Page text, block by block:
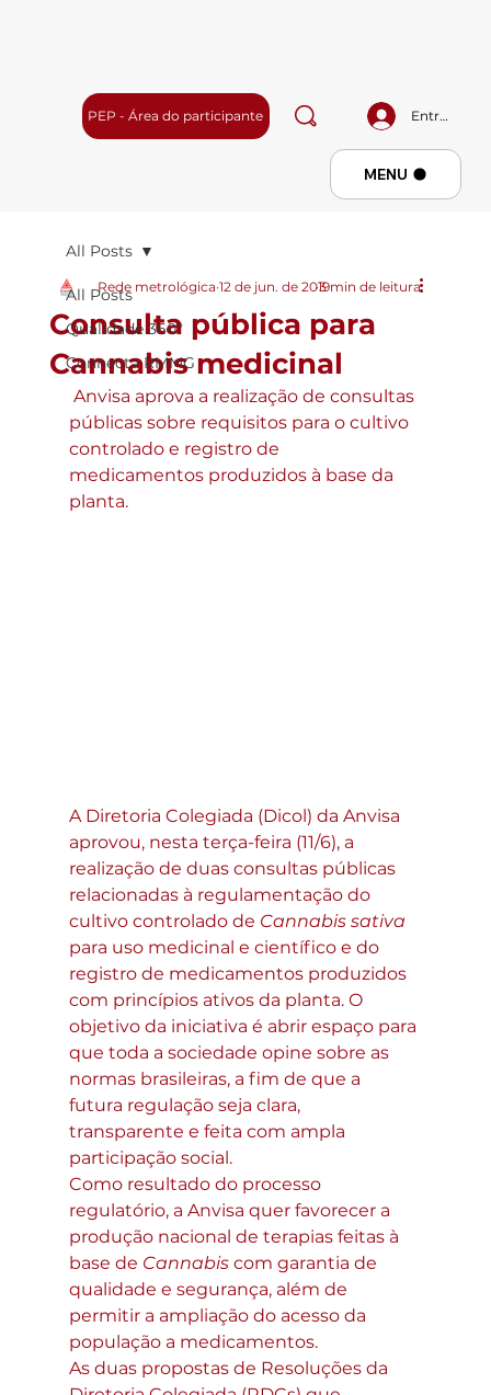
Entrar
PEP - Área do participante
Menu
MENU
All Posts
Qualidade 360º
Connecta RMMG
All Posts
Consulta pública para
Cannabis medicinal
Rede metrológica 12 de jun. de 20193 min de leitura
públicas sobre requisitos para o cultivo
controlado e registro de
medicamentos produzidos à base da
planta.
A Diretoria Colegiada (Dicol) da Anvisa
aprovou, nesta terça-feira (11/6), a
realização de duas consultas públicas
relacionadas à regulamentação do
cultivo controlado de Cannabis sativa
para uso medicinal e científico e do
registro de medicamentos produzidos
com princípios ativos da planta. O
objetivo da iniciativa é abrir espaço para
que toda a sociedade opine sobre as
normas brasileiras, a fim de que a
futura regulação seja clara,
transparente e feita com ampla
participação social.
Como resultado do processo
regulatório, a Anvisa quer favorecer a
produção nacional de terapias feitas à
base de Cannabis com garantia de
qualidade e segurança, além de
permitir a ampliação do acesso da
população a medicamentos.
As duas propostas de Resoluções da